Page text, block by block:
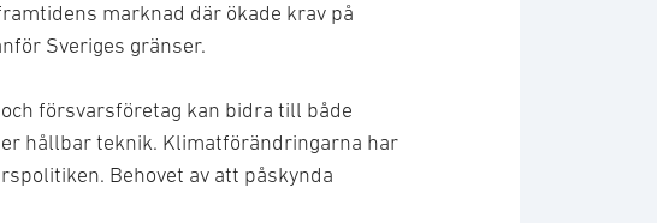
marknad där ökade krav på
Sveriges gränser.
försvarsföretag kan bidra till både
hållbar teknik. Klimatförändringarna har
Behovet av att påskynda